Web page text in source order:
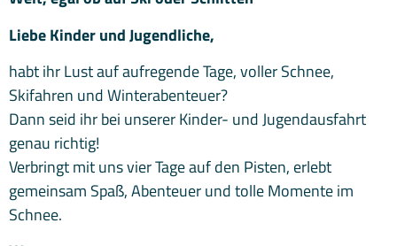
Liebe Kinder und Jugendliche,
habt ihr Lust auf aufregende Tage, voller Schnee,
Skifahren und Winterabenteuer?
Dann seid ihr bei unserer Kinder- und Jugendausfahrt
genau richtig!
Verbringt mit uns vier Tage auf den Pisten, erlebt
gemeinsam Spaß, Abenteuer und tolle Momente im
Schnee.